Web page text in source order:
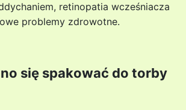
retinopatia wcześniacza
problemy zdrowotne.
się spakować do torby